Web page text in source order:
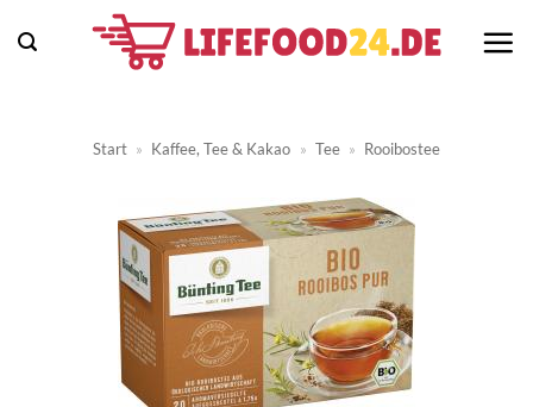
Inhalt
Start » Kaffee, Tee & Kakao » Tee » Rooibostee